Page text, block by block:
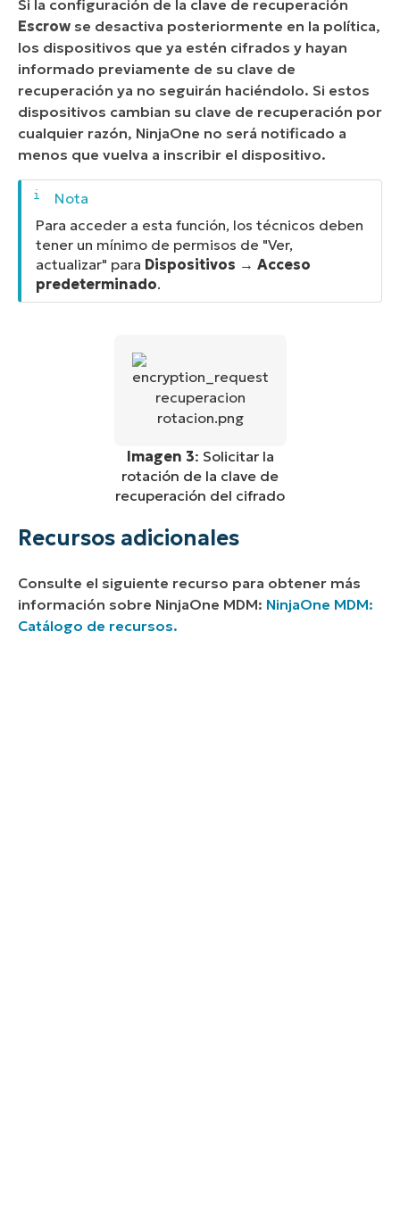
Si la configuración de la clave de recuperación
Escrow se desactiva posteriormente en la política,
los dispositivos que ya estén cifrados y hayan
informado previamente de su clave de
recuperación ya no seguirán haciéndolo. Si estos
dispositivos cambian su clave de recuperación por
cualquier razón, NinjaOne no será notificado a
menos que vuelva a inscribir el dispositivo.
Para acceder a esta función, los técnicos deben
tener un mínimo de permisos de "Ver,
actualizar" para Dispositivos → Acceso
predeterminado.
Imagen 3: Solicitar la
rotación de la clave de
recuperación del cifrado
Recursos adicionales
Consulte el siguiente recurso para obtener más
información sobre NinjaOne MDM: NinjaOne MDM:
Catálogo de recursos.